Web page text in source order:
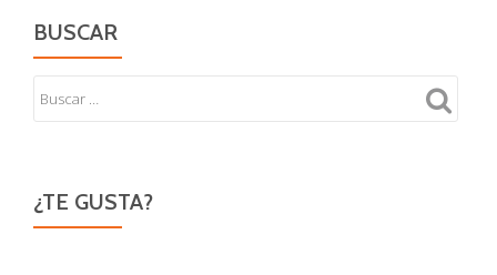
BUSCAR
¿TE GUSTA?